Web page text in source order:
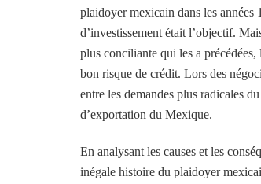
plaidoyer mexicain dans les années
d’investissement était l’objectif.
plus conciliante qui les a
bon risque de crédit. Lors des
entre les demandes plus radicales
d’exportation du Mexique.
En analysant les causes et les
inégale histoire du plaidoyer